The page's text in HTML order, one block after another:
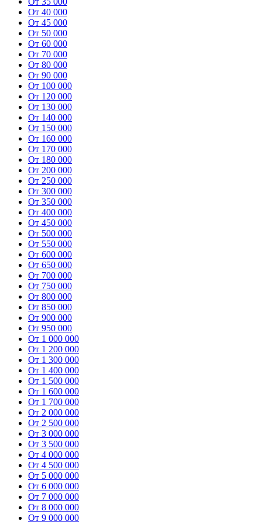
От 40 000
От 45 000
От 50 000
От 60 000
От 70 000
От 80 000
От 90 000
От 100 000
От 120 000
От 130 000
От 140 000
От 150 000
От 160 000
От 170 000
От 180 000
От 200 000
От 250 000
От 300 000
От 350 000
От 400 000
От 450 000
От 500 000
От 550 000
От 600 000
От 650 000
От 700 000
От 750 000
От 800 000
От 850 000
От 900 000
От 950 000
От 1 000 000
От 1 200 000
От 1 300 000
От 1 400 000
От 1 500 000
От 1 600 000
От 1 700 000
От 2 000 000
От 2 500 000
От 3 000 000
От 3 500 000
От 4 000 000
От 4 500 000
От 5 000 000
От 6 000 000
От 7 000 000
От 8 000 000
От 9 000 000